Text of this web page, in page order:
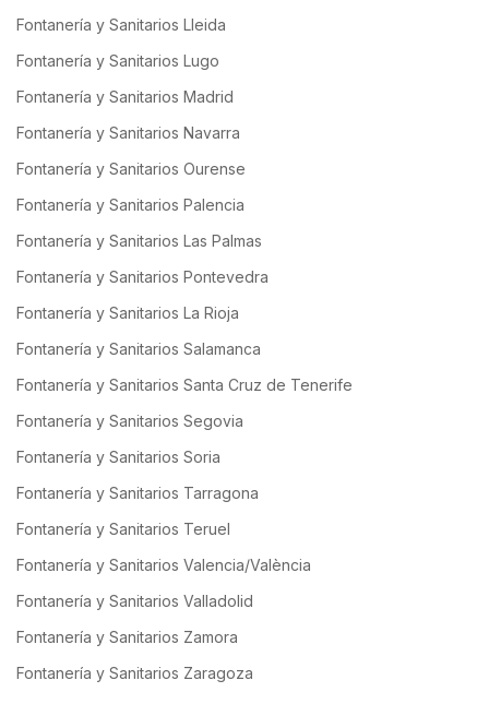
Fontanería y Sanitarios Lleida
Fontanería y Sanitarios Lugo
Fontanería y Sanitarios Madrid
Fontanería y Sanitarios Navarra
Fontanería y Sanitarios Ourense
Fontanería y Sanitarios Palencia
Fontanería y Sanitarios Las Palmas
Fontanería y Sanitarios Pontevedra
Fontanería y Sanitarios La Rioja
Fontanería y Sanitarios Salamanca
Fontanería y Sanitarios Santa Cruz de Tenerife
Fontanería y Sanitarios Segovia
Fontanería y Sanitarios Soria
Fontanería y Sanitarios Tarragona
Fontanería y Sanitarios Teruel
Fontanería y Sanitarios Valencia/València
Fontanería y Sanitarios Valladolid
Fontanería y Sanitarios Zamora
Fontanería y Sanitarios Zaragoza